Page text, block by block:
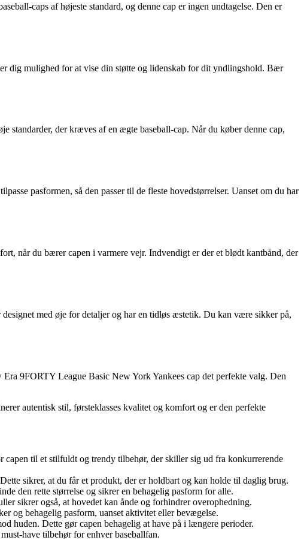
caps af højeste standard, og denne cap er ingen undtagelse. Den er
dig mulighed for at vise din støtte og lidenskab for dit yndlingshold. Bær
standarder, der kræves af en ægte baseball-cap. Når du køber denne cap,
pasformen, så den passer til de fleste hovedstørrelser. Uanset om du har
når du bærer capen i varmere vejr. Indvendigt er der et blødt kantbånd, der
med øje for detaljer og har en tidløs æstetik. Du kan være sikker på,
9FORTY League Basic New York Yankees cap det perfekte valg. Den
autentisk stil, førsteklasses kvalitet og komfort og er den perfekte
til et stilfuldt og trendy tilbehør, der skiller sig ud fra konkurrerende
sikrer, at du får et produkt, der er holdbart og kan holde til daglig brug.
den rette størrelse og sikrer en behagelig pasform for alle.
sikrer også, at hovedet kan ånde og forhindrer overophedning.
og behagelig pasform, uanset aktivitet eller bevægelse.
huden. Dette gør capen behagelig at have på i længere perioder.
have tilbehør for enhver baseballfan.